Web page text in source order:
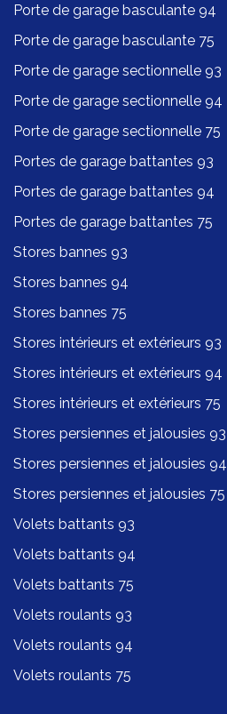
Porte de garage basculante 94
Porte de garage basculante 75
Porte de garage sectionnelle 93
Porte de garage sectionnelle 94
Porte de garage sectionnelle 75
Portes de garage battantes 93
Portes de garage battantes 94
Portes de garage battantes 75
Stores bannes 93
Stores bannes 94
Stores bannes 75
Stores intérieurs et extérieurs 93
Stores intérieurs et extérieurs 94
Stores intérieurs et extérieurs 75
Stores persiennes et jalousies 93
Stores persiennes et jalousies 94
Stores persiennes et jalousies 75
Volets battants 93
Volets battants 94
Volets battants 75
Volets roulants 93
Volets roulants 94
Volets roulants 75